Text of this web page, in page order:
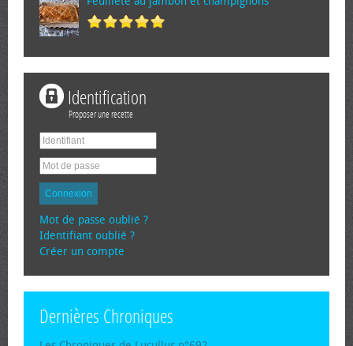
Identification
Proposer une recette
Connexion
Mot de passe oublié ?
Identifiant oublié ?
Créer un compte
Dernières Chroniques